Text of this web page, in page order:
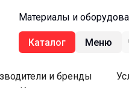
Материалы и
Каталог Меню
и бренды